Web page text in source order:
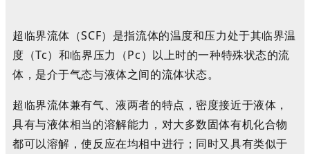
超临界流体（SCF） 是指流体的温度和压力处于其临界温
度（Tc）和临界压力（Pc）以上时的一种特殊状态的流
体 ， 是介于气态与液体之间的流体状态。
超临界流体兼有气、液两者的特点 ， 密度接近于液体 ，
具有与液体相当的溶解能力 ， 对大多数固体有机化合物
都可以溶解 ，使反应在均相中进行 ； 同时又具有类似于